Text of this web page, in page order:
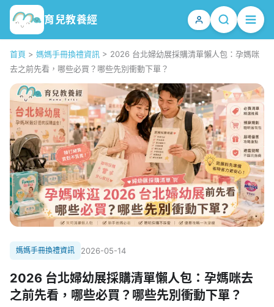
育兒教養經
首頁 > 媽媽手冊換禮資訊 > 2026 台北婦幼展採購清單懶人包：孕媽咪
去之前先看，哪些必買？哪些先別衝動下單？
媽媽手冊換禮資訊 2026-05-14
2026 台北婦幼展採購清單懶人包：孕媽咪去
之前先看，哪些必買？哪些先別衝動下單？